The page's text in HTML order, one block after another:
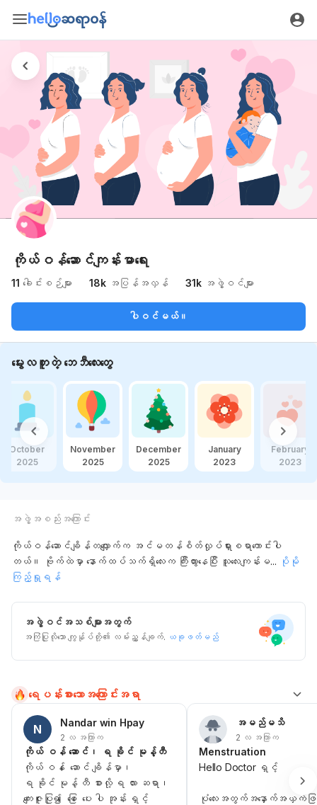
ကိုယ်ဝန်ဆောင်ကျန်းမာရေး
11 ခေါင်းစဉ်များ 18k အပြန်အလှန် 31k အဖွဲ့ဝင်များ
ပါဝင်မယ်။
မွေးလတူတဲ့ ဘေဘီလေးတွေ
January
2023
February
2023
October
2025
November
2025
December
2025
ရေပန်းစားသောအကြောင်းအရာ
N Nandar win Hpay
2 လ အကြာက
ကိုယ် ဝန် ဆောင်၊ ရ ခိုင် မုန့်တီ
ကိုယ် ဝန် ေဆောင် ချိန်မှာ၊
ရ ခိုင် မုန့် တီ စားလို့ ရ လား ဆရာ၊
ကျေးဇူးပြု၍ ေဖြေ ေပေး ပါ အုန်း ရှင့်
အမည်မသိ
2 လ အကြာက
Menstruation
Hello Doctor ရှင့်
ပုံ​လေးအတွက်အ​​နှောက်အယှက်ဖြစ်
အဖွဲ့အစည်းအကြောင်း
ကိုယ်ဝန်ဆောင်ချိန်တလျှောက်က အင်မတန်စိတ်လှုပ်ရှားစရာကောင်းပါ
တယ်။ ဗိုက်ထဲမှာ နောက်ထပ်သက်ရှိလေးက ကြီးထွားနေပြီး သူလေးကျန်းမ... ပိုမို
ကြည့်ရှုရန်
အဖွဲ့ဝင်အသစ်များအတွက်
အကြံပြုလိုသော ကျွန်ုပ်တို့၏ လမ်းညွှန်ချက်. ယခုဖတ်မည်